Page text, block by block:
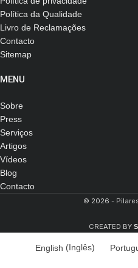
Política da Qualidade
Livro de Reclamações
Contacto
Sitemap
MENU
Sobre
Press
Serviços
Artigos
Vídeos
Blog
Contacto
© 2026 -
CREATED BY
English (Inglês)